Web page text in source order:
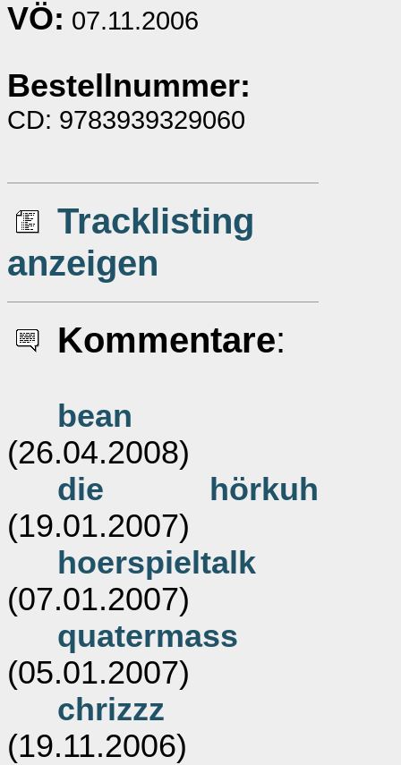
VÖ: 07.11.2006
Bestellnummer:
CD: 9783939329060
Tracklisting
anzeigen
Kommentare:
bean
(26.04.2008)
die hörkuh
(19.01.2007)
hoerspieltalk
(07.01.2007)
quatermass
(05.01.2007)
chrizzz
(19.11.2006)